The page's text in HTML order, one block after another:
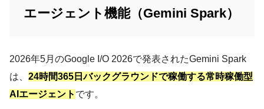
エージェント機能（Gemini Spark）
2026年5月のGoogle I/O 2026で発表されたGemini Spark
は、 24時間365日バックグラウンドで稼働する常時稼働型
AIエージェント です。